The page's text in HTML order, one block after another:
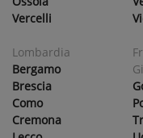
Vercelli
Lombardia
Bergamo
Brescia
Como
Cremona